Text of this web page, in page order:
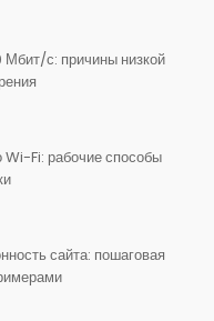
Мбит/с: причины низкой
Wi-Fi: рабочие способы
сайта: пошаговая